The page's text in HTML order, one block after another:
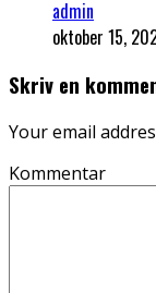
admin
oktober 15,
Skriv en
Your email
Kommentar